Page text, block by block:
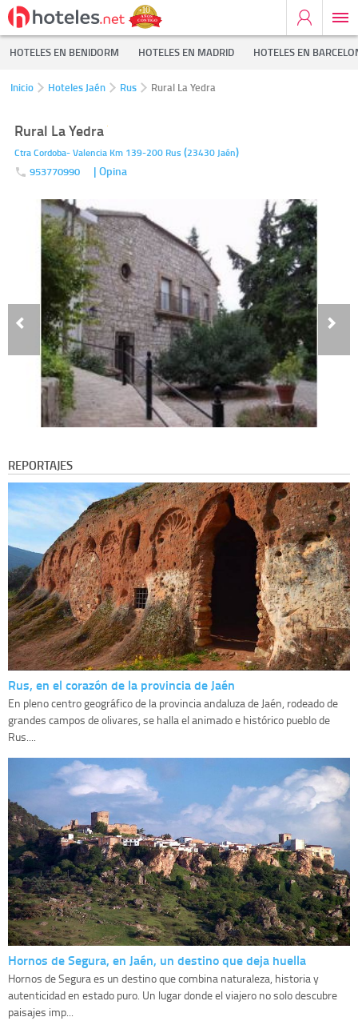
HOTELES EN BENIDORM HOTELES EN MADRID HOTELES EN
Inicio Hoteles Jaén Rus Rural La Yedra
Rural La Yedra
Ctra Cordoba- Valencia Km 139-200 Rus (23430 Jaén)
953770990 | Opina
REPORTAJES
Rus, en el corazón de la provincia de Jaén
En pleno centro geográfico de la provincia andaluza de Jaén, rodeado de
grandes campos de olivares, se halla el animado e histórico pueblo de
Rus....
Hornos de Segura, en Jaén, un destino que deja huella
Hornos de Segura es un destino que combina naturaleza, historia y
autenticidad en estado puro. Un lugar donde el viajero no solo descubre
paisajes imp...